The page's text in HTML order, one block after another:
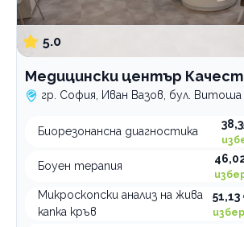
5.0
Медицински център
гр. София, Иван Вазов, бул. Витоша
Биорезонансна диагностика
Боуен терапия
Микроскопски анализ на жива
капка кръв